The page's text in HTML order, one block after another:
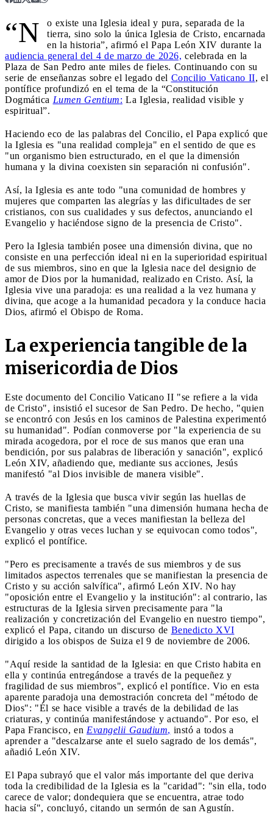
“N
o existe una Iglesia ideal y pura, separada de la
tierra, sino solo la única Iglesia de Cristo, encarnada
en la historia”, afirmó el Papa León XIV durante la
audiencia general del 4 de marzo de 2026, celebrada en la
Plaza de San Pedro ante miles de fieles. Continuando con su
serie de enseñanzas sobre el legado del Concilio Vaticano II, el
pontífice profundizó en el tema de la “Constitución
Dogmática Lumen Gentium: La Iglesia, realidad visible y
espiritual”.
Haciendo eco de las palabras del Concilio, el Papa explicó que
la Iglesia es "una realidad compleja" en el sentido de que es
"un organismo bien estructurado, en el que la dimensión
humana y la divina coexisten sin separación ni confusión".
Así, la Iglesia es ante todo "una comunidad de hombres y
mujeres que comparten las alegrías y las dificultades de ser
cristianos, con sus cualidades y sus defectos, anunciando el
Evangelio y haciéndose signo de la presencia de Cristo".
Pero la Iglesia también posee una dimensión divina, que no
consiste en una perfección ideal ni en la superioridad espiritual
de sus miembros, sino en que la Iglesia nace del designio de
amor de Dios por la humanidad, realizado en Cristo. Así, la
Iglesia vive una paradoja: es una realidad a la vez humana y
divina, que acoge a la humanidad pecadora y la conduce hacia
Dios, afirmó el Obispo de Roma.
La experiencia tangible de la
misericordia de Dios
Este documento del Concilio Vaticano II "se refiere a la vida
de Cristo", insistió el sucesor de San Pedro. De hecho, "quien
se encontró con Jesús en los caminos de Palestina experimentó
su humanidad". Podían conmoverse por "la experiencia de su
mirada acogedora, por el roce de sus manos que eran una
bendición, por sus palabras de liberación y sanación", explicó
León XIV, añadiendo que, mediante sus acciones, Jesús
manifestó "al Dios invisible de manera visible".
A través de la Iglesia que busca vivir según las huellas de
Cristo, se manifiesta también "una dimensión humana hecha de
personas concretas, que a veces manifiestan la belleza del
Evangelio y otras veces luchan y se equivocan como todos",
explicó el pontífice.
"Pero es precisamente a través de sus miembros y de sus
limitados aspectos terrenales que se manifiestan la presencia de
Cristo y su acción salvífica", afirmó León XIV. No hay
"oposición entre el Evangelio y la institución": al contrario, las
estructuras de la Iglesia sirven precisamente para "la
realización y concretización del Evangelio en nuestro tiempo",
explicó el Papa, citando un discurso de Benedicto XVI
dirigido a los obispos de Suiza el 9 de noviembre de 2006.
"Aquí reside la santidad de la Iglesia: en que Cristo habita en
ella y continúa entregándose a través de la pequeñez y
fragilidad de sus miembros", explicó el pontífice. Vio en esta
aparente paradoja una demostración concreta del "método de
Dios": "Él se hace visible a través de la debilidad de las
criaturas, y continúa manifestándose y actuando". Por eso, el
Papa Francisco, en Evangelii Gaudium, instó a todos a
aprender a "descalzarse ante el suelo sagrado de los demás",
añadió León XIV.
El Papa subrayó que el valor más importante del que deriva
toda la credibilidad de la Iglesia es la "caridad": "sin ella, todo
carece de valor; dondequiera que se encuentra, atrae todo
hacia sí", concluyó, citando un sermón de san Agustín.